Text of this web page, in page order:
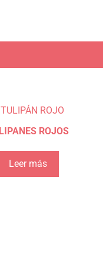
ROJOS
Leer más